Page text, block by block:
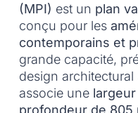
(MPI) est un plan
conçu pour les
contemporains et
grande capacité,
design
associe une
profondeur de 805